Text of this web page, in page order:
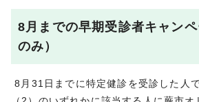
8月までの早期受診者キャン
のみ）
8月31日までに特定健診を受診した人